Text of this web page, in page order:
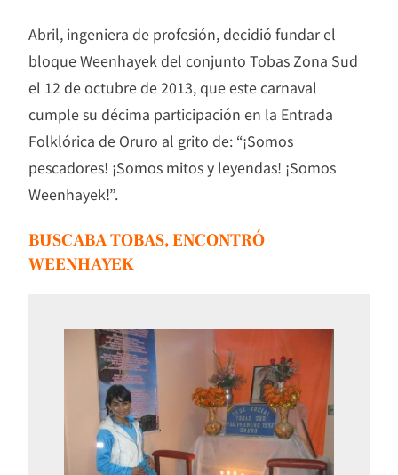
Abril, ingeniera de profesión, decidió fundar el
bloque Weenhayek del conjunto Tobas Zona Sud
el 12 de octubre de 2013, que este carnaval
cumple su décima participación en la Entrada
Folklórica de Oruro al grito de: “¡Somos
pescadores! ¡Somos mitos y leyendas! ¡Somos
Weenhayek!”.
BUSCABA TOBAS, ENCONTRÓ
WEENHAYEK